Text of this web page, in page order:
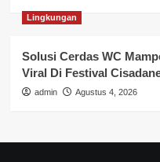
Lingkungan
Solusi Cerdas WC
Viral Di Festival
admin Agustus 4, 2026